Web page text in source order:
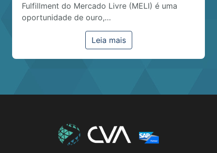
Fulfillment do Mercado Livre (MELI) é uma
oportunidade de ouro,…
Leia mais